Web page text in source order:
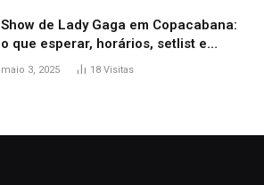
Show de Lady Gaga em Copacabana:
o que esperar, horários, setlist e
onde assistir
maio 3, 2025 18 Visitas